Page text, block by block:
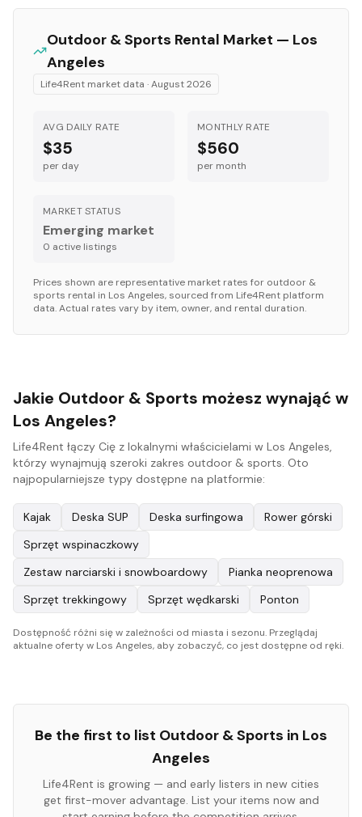
Outdoor & Sports Rental Market — Los
Angeles
Life4Rent market data ·August 2026
AVG DAILY RATE
$35
per day
MONTHLY RATE
$560
per month
MARKET STATUS
Emerging market
0 active listings
Prices shown are representative market rates for outdoor &
sports rental in Los Angeles, sourced from Life4Rent platform
data. Actual rates vary by item, owner, and rental duration.
Jakie Outdoor & Sports możesz wynająć w
Los Angeles?
Life4Rent łączy Cię z lokalnymi właścicielami w Los Angeles,
którzy wynajmują szeroki zakres outdoor & sports. Oto
najpopularniejsze typy dostępne na platformie:
Kajak Deska SUP Deska surfingowa
Rower górski
Sprzęt wspinaczkowy
Zestaw narciarski i snowboardowy
Pianka neoprenowa
Sprzęt trekkingowy
Sprzęt wędkarski Ponton
Dostępność różni się w zależności od miasta i sezonu. Przeglądaj
aktualne oferty w Los Angeles, aby zobaczyć, co jest dostępne od ręki.
Be the first to list Outdoor & Sports in Los
Angeles
Life4Rent is growing — and early listers in new cities
get first-mover advantage. List your items now and